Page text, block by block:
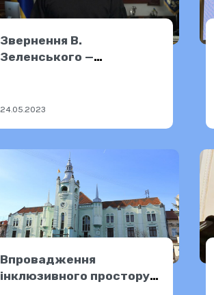
Звернення В.
Зеленського —
24.05.2023
Впровадження
інклюзивного простору